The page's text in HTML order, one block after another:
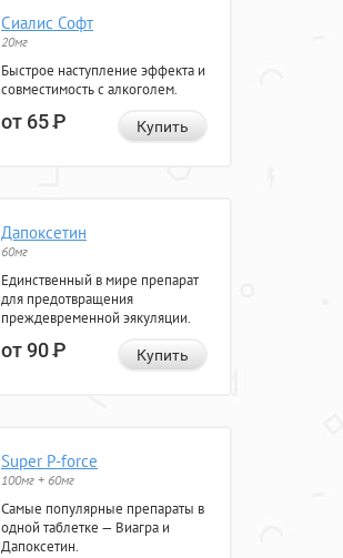
Сиалис Софт
20мг
Быстрое наступление эффекта и
совместимость с алкоголем.
от 65Р Купить
Дапоксетин
60мг
Единственный в мире препарат
для предотвращения
преждевременной эякуляции.
от 90Р Купить
Super P-force
100мг + 60мг
Самые популярные препараты в
одной таблетке — Виагра и
Дапоксетин.